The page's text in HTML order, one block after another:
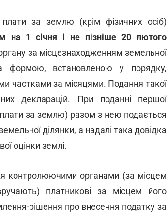
за землю (крім фізичних осіб)
на 1 січня і не пізніше 20 лютого
за місцезнаходженням земельної
формою, встановленою у порядку,
частками за місяцями. Подання такої
декларацій. При поданні першої
плати за землю) разом з нею подається
ділянки, а надалі така довідка
оцінки землі.
контролюючими органами (за місцем
платникові за місцем його
рішення про внесення податку за